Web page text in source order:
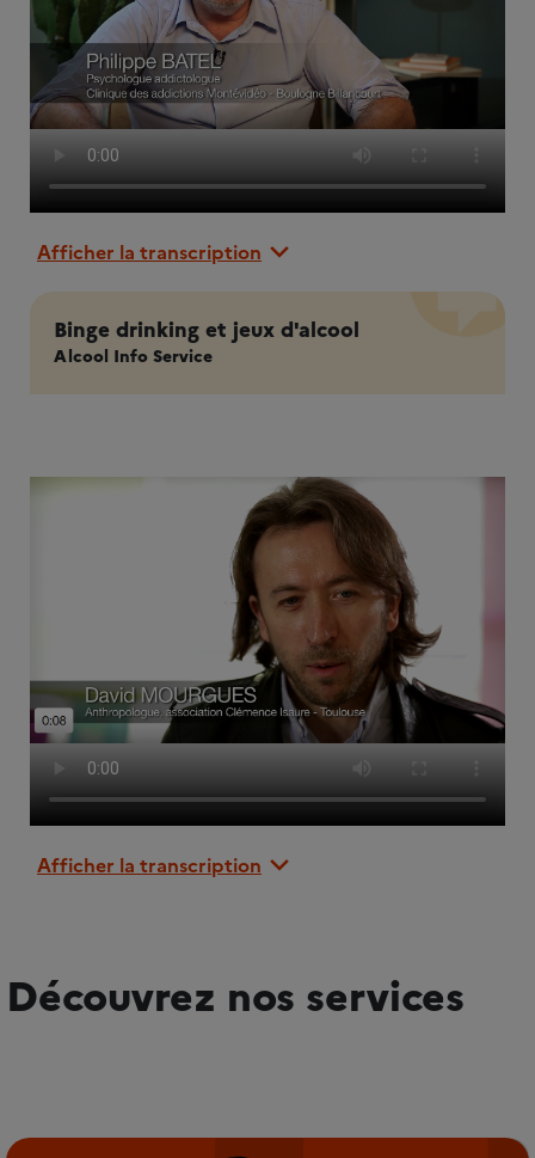
Afficher la transcription
Binge drinking et jeux d'alcool
Alcool Info Service
Afficher la transcription
Découvrez nos services